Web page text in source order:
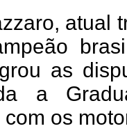
atual
as
a
os